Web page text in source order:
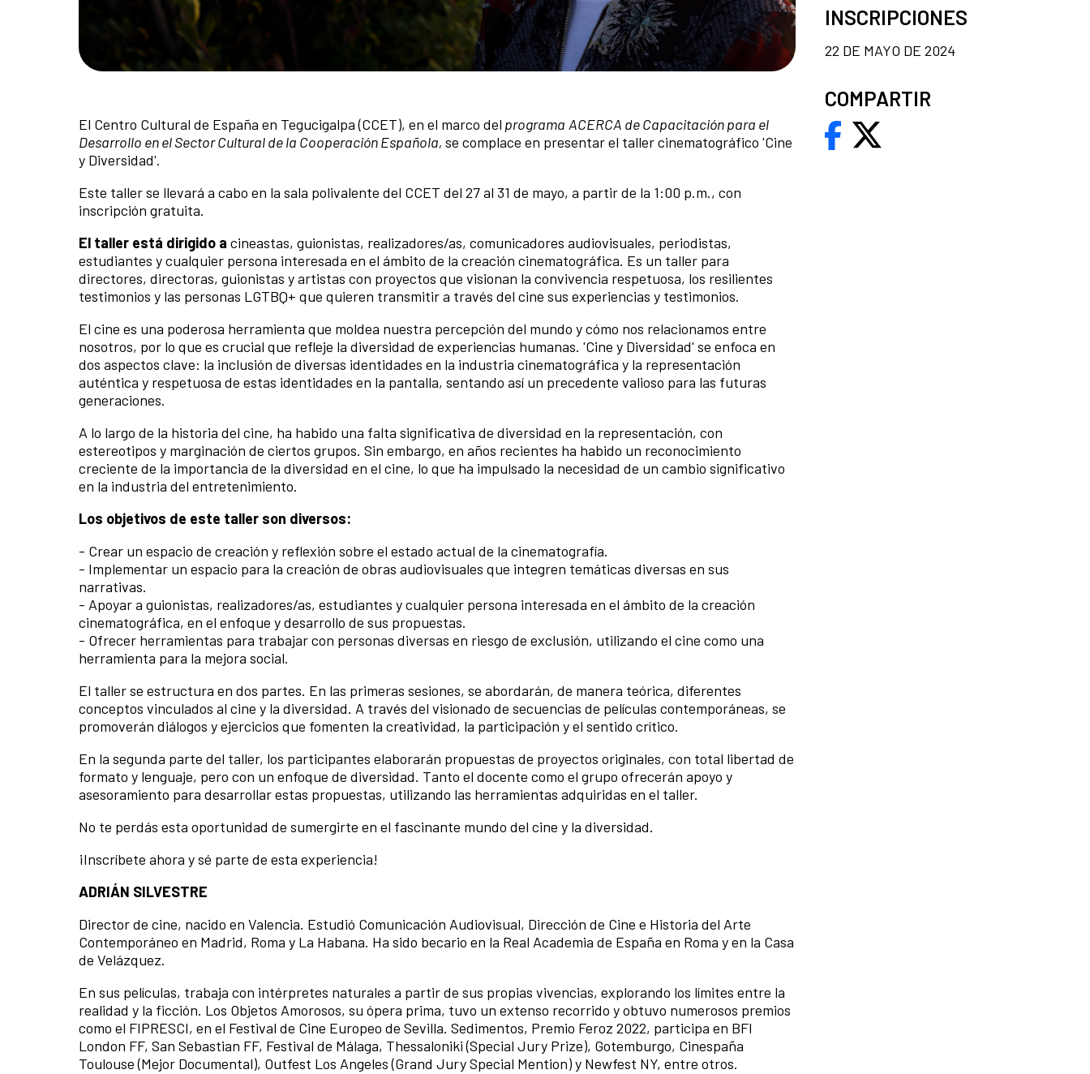
El Centro Cultural de España en Tegucigalpa (CCET), en el marco del programa ACERCA de Capacitación para el
Desarrollo en el Sector Cultural de la Cooperación Española, se complace en presentar el taller cinematográfico 'Cine
y Diversidad'.
Este taller se llevará a cabo en la sala polivalente del CCET del 27 al 31 de mayo, a partir de la 1:00 p.m., con
inscripción gratuita.
El taller está dirigido a cineastas, guionistas, realizadores/as, comunicadores audiovisuales, periodistas,
estudiantes y cualquier persona interesada en el ámbito de la creación cinematográfica. Es un taller para
directores, directoras, guionistas y artistas con proyectos que visionan la convivencia respetuosa, los resilientes
testimonios y las personas LGTBQ+ que quieren transmitir a través del cine sus experiencias y testimonios.
El cine es una poderosa herramienta que moldea nuestra percepción del mundo y cómo nos relacionamos entre
nosotros, por lo que es crucial que refleje la diversidad de experiencias humanas. 'Cine y Diversidad' se enfoca en
dos aspectos clave: la inclusión de diversas identidades en la industria cinematográfica y la representación
auténtica y respetuosa de estas identidades en la pantalla, sentando así un precedente valioso para las futuras
generaciones.
A lo largo de la historia del cine, ha habido una falta significativa de diversidad en la representación, con
estereotipos y marginación de ciertos grupos. Sin embargo, en años recientes ha habido un reconocimiento
creciente de la importancia de la diversidad en el cine, lo que ha impulsado la necesidad de un cambio significativo
en la industria del entretenimiento.
Los objetivos de este taller son diversos:
- Crear un espacio de creación y reflexión sobre el estado actual de la cinematografía.
- Implementar un espacio para la creación de obras audiovisuales que integren temáticas diversas en sus
narrativas.
- Apoyar a guionistas, realizadores/as, estudiantes y cualquier persona interesada en el ámbito de la creación
cinematográfica, en el enfoque y desarrollo de sus propuestas.
- Ofrecer herramientas para trabajar con personas diversas en riesgo de exclusión, utilizando el cine como una
herramienta para la mejora social.
El taller se estructura en dos partes. En las primeras sesiones, se abordarán, de manera teórica, diferentes
conceptos vinculados al cine y la diversidad. A través del visionado de secuencias de películas contemporáneas, se
promoverán diálogos y ejercicios que fomenten la creatividad, la participación y el sentido crítico.
En la segunda parte del taller, los participantes elaborarán propuestas de proyectos originales, con total libertad de
formato y lenguaje, pero con un enfoque de diversidad. Tanto el docente como el grupo ofrecerán apoyo y
asesoramiento para desarrollar estas propuestas, utilizando las herramientas adquiridas en el taller.
No te perdás esta oportunidad de sumergirte en el fascinante mundo del cine y la diversidad.
¡Inscríbete ahora y sé parte de esta experiencia!
ADRIÁN SILVESTRE
Director de cine, nacido en Valencia. Estudió Comunicación Audiovisual, Dirección de Cine e Historia del Arte
Contemporáneo en Madrid, Roma y La Habana. Ha sido becario en la Real Academia de España en Roma y en la Casa
de Velázquez.
En sus películas, trabaja con intérpretes naturales a partir de sus propias vivencias, explorando los límites entre la
realidad y la ficción. Los Objetos Amorosos, su ópera prima, tuvo un extenso recorrido y obtuvo numerosos premios
como el FIPRESCI, en el Festival de Cine Europeo de Sevilla. Sedimentos, Premio Feroz 2022, participa en BFI
London FF, San Sebastian FF, Festival de Málaga, Thessaloniki (Special Jury Prize), Gotemburgo, Cinespaña
Toulouse (Mejor Documental), Outfest Los Angeles (Grand Jury Special Mention) y Newfest NY, entre otros.
INSCRIPCIONES
22 DE MAYO DE 2024
COMPARTIR